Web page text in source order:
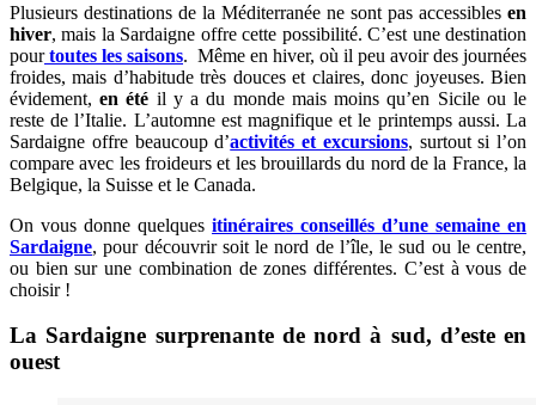
Plusieurs destinations de la Méditerranée ne sont pas accessibles en
hiver, mais la Sardaigne offre cette possibilité. C’est une destination
pourtoutes les saisons. Même en hiver, où il peu avoir des journées
froides, mais d’habitude très douces et claires, donc joyeuses. Bien
évidement, en été il y a du monde mais moins qu’en Sicile ou le
reste de l’Italie. L’automne est magnifique et le printemps aussi. La
Sardaigne offre beaucoup d’activités et excursions, surtout si l’on
compare avec les froideurs et les brouillards du nord de la France, la
Belgique, la Suisse et le Canada.
On vous donne quelques itinéraires conseillés d’une semaine en
Sardaigne, pour découvrir soit le nord de l’île, le sud ou le centre,
ou bien sur une combination de zones différentes. C’est à vous de
choisir !
La Sardaigne surprenante de nord à sud, d’este en
ouest